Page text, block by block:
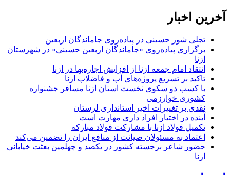
آخرین اخبار
تجلی شور حسینی در پیاده‌روی جاماندگان اربعین
برگزاری پیاده‌روی «جاماندگان اربعین حسینی» در شهرستان
ازنا
انتقاد امام جمعه ازنا از افزایش اجاره‌بها در ازنا
تاکید بر تسریع پروژه‌های آب و فاضلاب ازنا
با کسب دو سکوی نخست استان ازنا مسافر جشنواره
کشوری خوارزمی
نقدی بر تغییرات اخیر استانداری لرستان
آینده در اختیار افراد داری مهارت است
تکمیل فولاد ازنا با مشارکت فولاد مبارکه
اعتماد به مسئولان صیانت از منافع ایران را تضمین می‌کند
حضور شاعر برجسته کشور در یکصد و چهلمین بعثت خیابانی
ازنا